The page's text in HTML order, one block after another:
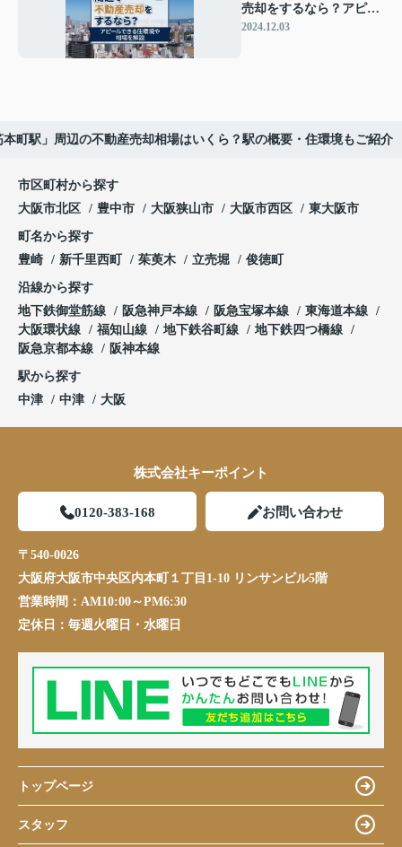
売却をするなら？アピー
ルできる住環境や相場を
2024.12.03
本町駅」周辺の不動産売却相場はいくら？駅の概要・住環境もご紹介
市区町村から探す
大阪市北区
豊中市 大阪狭山市 大阪市西区 東大阪市
町名から探す
豊崎
新千里西町 茱萸木 立売堀 俊徳町
沿線から探す
地下鉄御堂筋線
阪急神戸本線 阪急宝塚本線
東海道本線
大阪環状線
福知山線 地下鉄谷町線
地下鉄四つ橋線
阪急京都本線
阪神本線
駅から探す
中津
中津 大阪
株式会社キーポイント
0120-383-168 お問い合わせ
〒540-0026
大阪府大阪市中央区内本町１丁目1-10 リンサンビル5階
営業時間： AM10:00～PM6:30
定休日： 毎週火曜日・水曜日
トップページ
スタッフ